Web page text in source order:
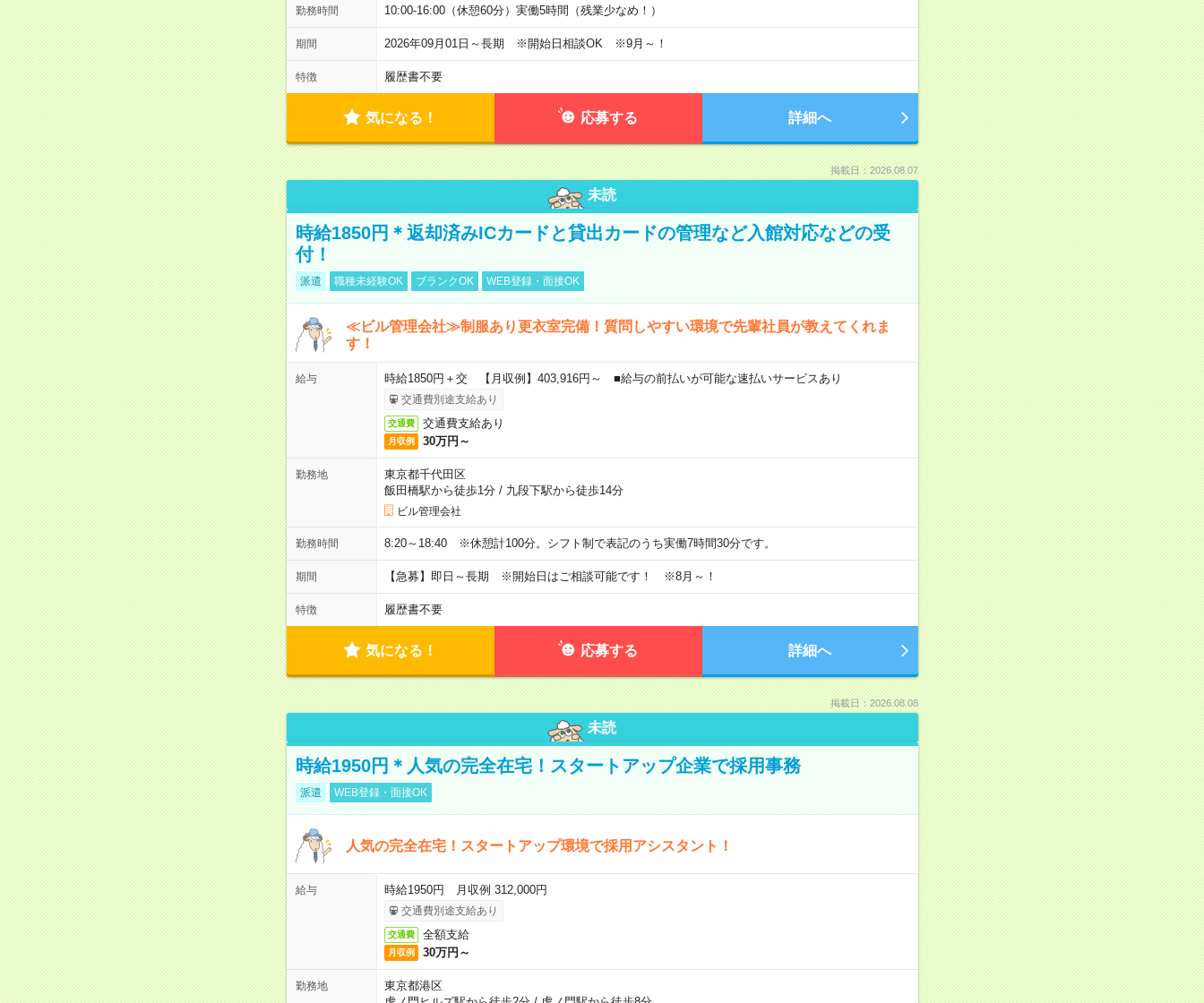
勤務時間 10:00-16:00（休憩60分）実働5時間（残業少なめ！）
期間 2026年09月01日～長期 ※開始日相談OK ※9月～！
特徴 履歴書不要
気になる！ 応募する 詳細へ
掲載日：2026.08.07
未読
時給1850円＊返却済みICカードと貸出カードの管理など入館対応などの受
付！
派遣 職種未経験OK ブランクOK WEB登録・面接OK
≪ビル管理会社≫制服あり更衣室完備！質問しやすい環境で先輩社員が教えてくれま
す！
給与 時給1850円＋交 【月収例】403,916円～ ■給与の前払いが可能な速払いサービスあり
交通費別途支給あり
交通費 交通費支給あり
月収例 30万円～
勤務地
東京都千代田区
飯田橋駅から徒歩1分/ 九段下駅から徒歩14分
ビル管理会社
勤務時間 8:20～18:40 ※休憩計100分。シフト制で表記のうち実働7時間30分です。
期間 【急募】即日～長期 ※開始日はご相談可能です！ ※8月～！
特徴 履歴書不要
気になる！ 応募する 詳細へ
掲載日：2026.08.08
未読
時給1950円＊人気の完全在宅！スタートアップ企業で採用事務
派遣 WEB登録・面接OK
人気の完全在宅！スタートアップ環境で採用アシスタント！
給与 時給1950円 月収例 312,000円
交通費別途支給あり
交通費 全額支給
月収例 30万円～
勤務地
東京都港区